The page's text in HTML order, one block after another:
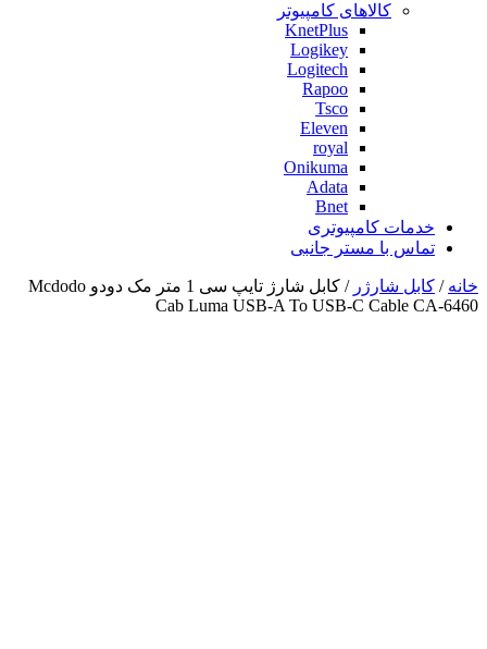
کالاهای کامپیوتر
KnetPlus
Logikey
Logitech
Rapoo
Tsco
Eleven
royal
Onikuma
Adata
Bnet
خدمات کامپیوتری
تماس با مستر جانبی
خانه / کابل شارژر
/ کابل شارژ تایپ سی 1 متر مک دودو Mcdodo
Cab Luma USB-A To USB-C Cable CA-6460